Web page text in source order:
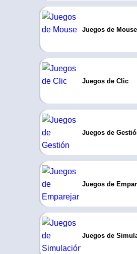
Juegos de Mouse
Juegos de Clic
Juegos de
Juegos de
Juegos de